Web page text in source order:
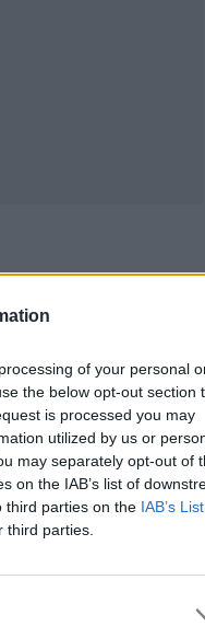
of your personal
the below opt-out section
is processed you may
utilized by us or
may separately opt-out of
on the IAB’s list of
third parties on the IAB’s
parties.